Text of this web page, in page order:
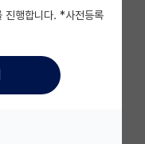
진행합니다. *사전등록